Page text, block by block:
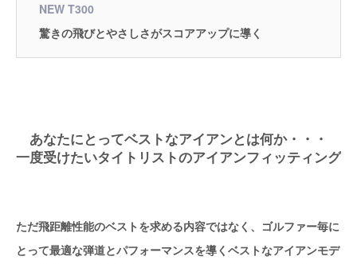
NEW T300
驚きの飛びとやさしさがスコアアップに導く
あなたにとってベストなアイアンとは何か・・・
一度受けたいタイトリストのアイアンフィッティング
ただ飛距離性能のベストを求める内容ではなく、ゴルファー毎に
とって最適な弾道とパフォーマンスを導くベストなアイアンモデ